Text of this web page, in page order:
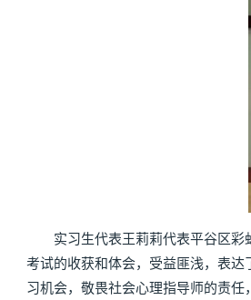
实习生代表王莉莉代表平谷区彩
考试的收获和体会，受益匪浅，表
习机会，敬畏社会心理指导师的责任